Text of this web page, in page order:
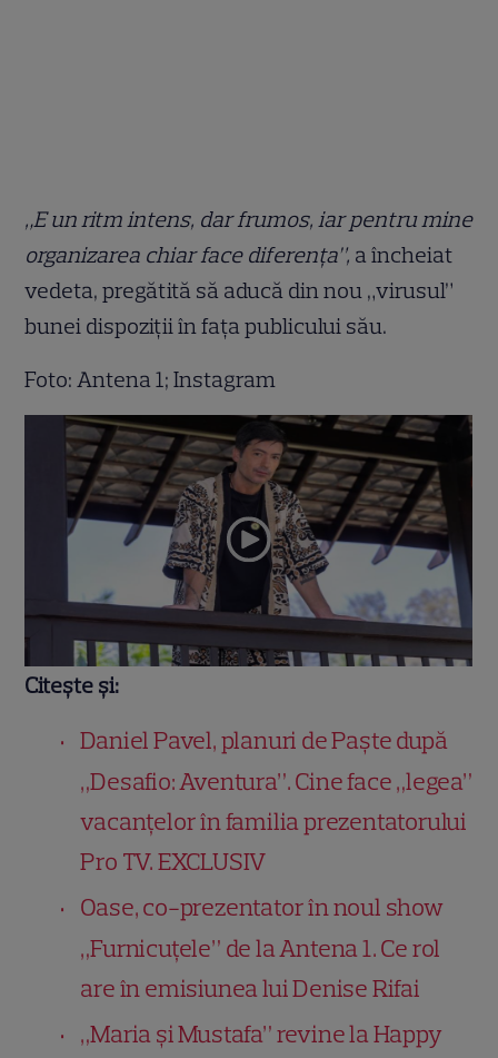
„E un ritm intens, dar frumos, iar pentru mine
organizarea chiar face diferența”, a încheiat
vedeta, pregătită să aducă din nou „virusul”
bunei dispoziții în fața publicului său.
Foto: Antena 1; Instagram
Citește și:
Daniel Pavel, planuri de Paște după
„Desafio: Aventura”. Cine face „legea”
vacanțelor în familia prezentatorului
Pro TV. EXCLUSIV
Oase, co-prezentator în noul show
„Furnicuțele” de la Antena 1. Ce rol
are în emisiunea lui Denise Rifai
„Maria și Mustafa” revine la Happy